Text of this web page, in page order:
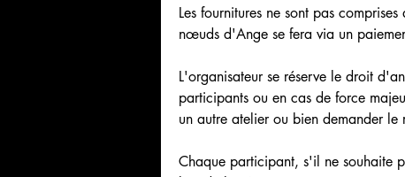
Les fournitures ne sont pas
nœuds d'Ange se fera via un
L'organisateur se réserve le droit
participants ou en cas de force
un autre atelier ou bien demander le
Chaque participant, s'il ne souhaite